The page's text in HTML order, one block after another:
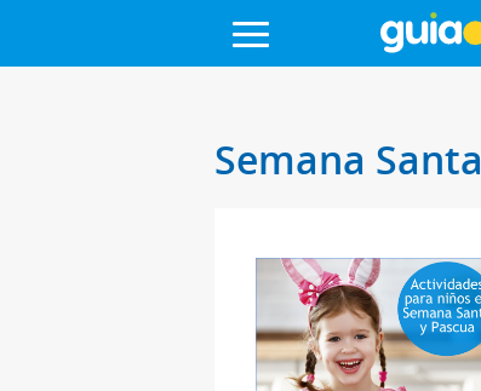
Semana Santa